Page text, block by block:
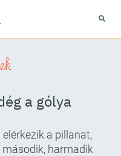
a gólya
a pillanat,
harmadik